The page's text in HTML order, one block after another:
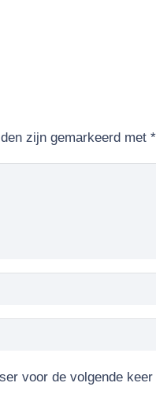
zijn gemarkeerd met *
voor de volgende